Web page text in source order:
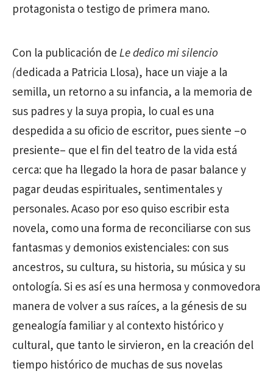
protagonista o testigo de primera mano.
Con la publicación deLe dedico mi silencio
(dedicada a Patricia Llosa), hace un viaje a la
semilla, un retorno a su infancia, a la memoria de
sus padres y la suya propia, lo cual es una
despedida a su oficio de escritor, pues siente –o
presiente– que el fin del teatro de la vida está
cerca: que ha llegado la hora de pasar balance y
pagar deudas espirituales, sentimentales y
personales. Acaso por eso quiso escribir esta
novela, como una forma de reconciliarse con sus
fantasmas y demonios existenciales: con sus
ancestros, su cultura, su historia, su música y su
ontología. Si es así es una hermosa y conmovedora
manera de volver a sus raíces, a la génesis de su
genealogía familiar y al contexto histórico y
cultural, que tanto le sirvieron, en la creación del
tiempo histórico de muchas de sus novelas